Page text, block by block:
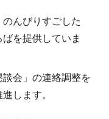
んびりすごした
を提供していま
会」の連絡調整を
します。